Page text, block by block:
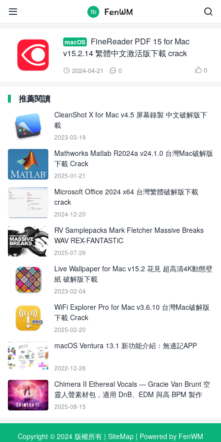

 ABBYY FineReader PDF
macOS
FineReader PDF 15 for Mac
v15.2.14 繁體中文激活版下載 crack
 2024-04-21  0  0
推薦閱讀
CleanShot X for Mac v4.5 屏幕錄製 中文破解版下
載
2023-03-19
Mathworks Matlab R2024a v24.1.0 台灣Mac破解版
下載 Crack
2025-01-21
Microsoft Office 2024 x64 台灣繁體破解版下載
crack
2024-12-20
RV Samplepacks Mark Fletcher Massive Breaks
WAV REX-FANTASTiC
2025-07-26
Live Wallpaper for Mac v15.2 花見 超高清4K動態壁
紙 破解版下載
2023-02-04
WiFi Explorer Pro for Mac v3.6.10 台灣Mac破解版
下載 Crack
2025-02-20
macOS Ventura 13.1 新功能介紹：無邊記APP
2022-12-26
Chimera II Ethereal Vocals — Gracie Van Brunt 空
靈人聲素材包，適用 DnB、EDM 與高 BPM 製作
2025-08-15
Copyright © 2024 版權所有 | SiteMap | Powered by FenWM